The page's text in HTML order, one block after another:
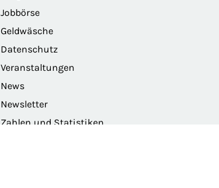
Jobbörse
Geldwäsche
Datenschutz
Veranstaltungen
News
Newsletter
Zahlen und Statistiken